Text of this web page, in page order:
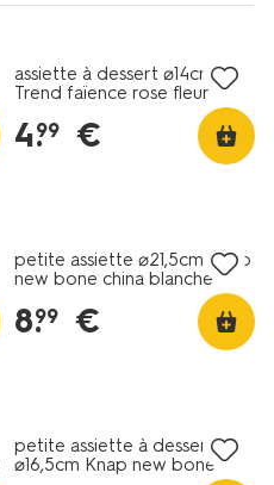
assiette à dessert ⌀14cm
Trend faïence rose fleur
4.
99 €
petite assiette ⌀21,5cm Knap
new bone china blanche
8.
99 €
petite assiette à dessert
⌀16,5cm Knap new bone